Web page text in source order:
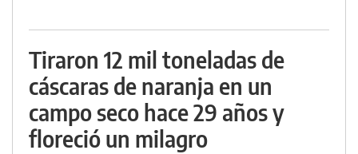
Tiraron 12 mil toneladas de
cáscaras de naranja en un
campo seco hace 29 años y
floreció un milagro